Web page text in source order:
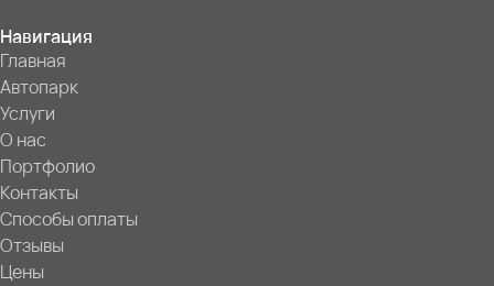
Навигация
Главная
Автопарк
Услуги
О нас
Портфолио
Контакты
Способы оплаты
Отзывы
Цены